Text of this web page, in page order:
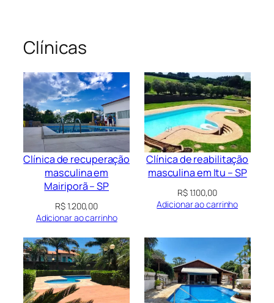
Clínicas
Clínica de recuperação
masculina em
Mairiporã – SP
R$1.200,00
Adicionar ao carrinho
Clínica de reabilitação
masculina em Itu – SP
R$1.100,00
Adicionar ao carrinho